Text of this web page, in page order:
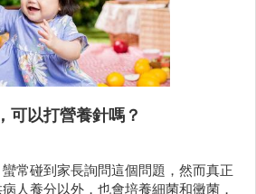
可以打營養針嗎？
常碰到家長詢問這個問題，然而真正
人養分以外，也會培養細菌和黴菌，